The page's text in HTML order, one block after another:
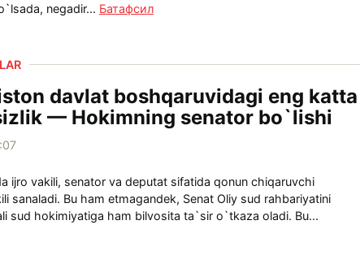
negadir... Батафсил
davlat boshqaruvidagi eng katta
— Hokimning senator bo`lishi
ijro vakili, senator va deputat sifatida qonun chiqaruvchi
sanaladi. Bu ham etmagandek, Senat Oliy sud rahbariyatini
sud hokimiyatiga ham bilvosita ta`sir o`tkaza oladi. Bu...